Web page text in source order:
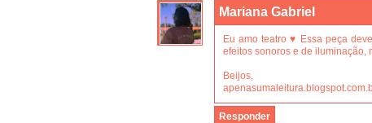
Mariana Gabriel
Eu amo teatro ♥ Essa peça
efeitos sonoros e de iluminação,
Beijos,
Responder